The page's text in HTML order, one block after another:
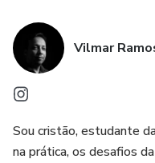
Ao longo das páginas,
✔ por que a ansiedade
✔ quando a
✔ o que Jesus
Vilmar
Sou cristão, estudante
na prática, os desafios